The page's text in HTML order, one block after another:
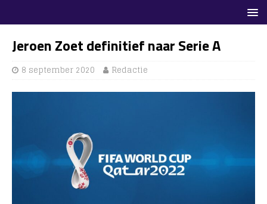
Jeroen Zoet definitief naar Serie A
8 september 2020 Redactie